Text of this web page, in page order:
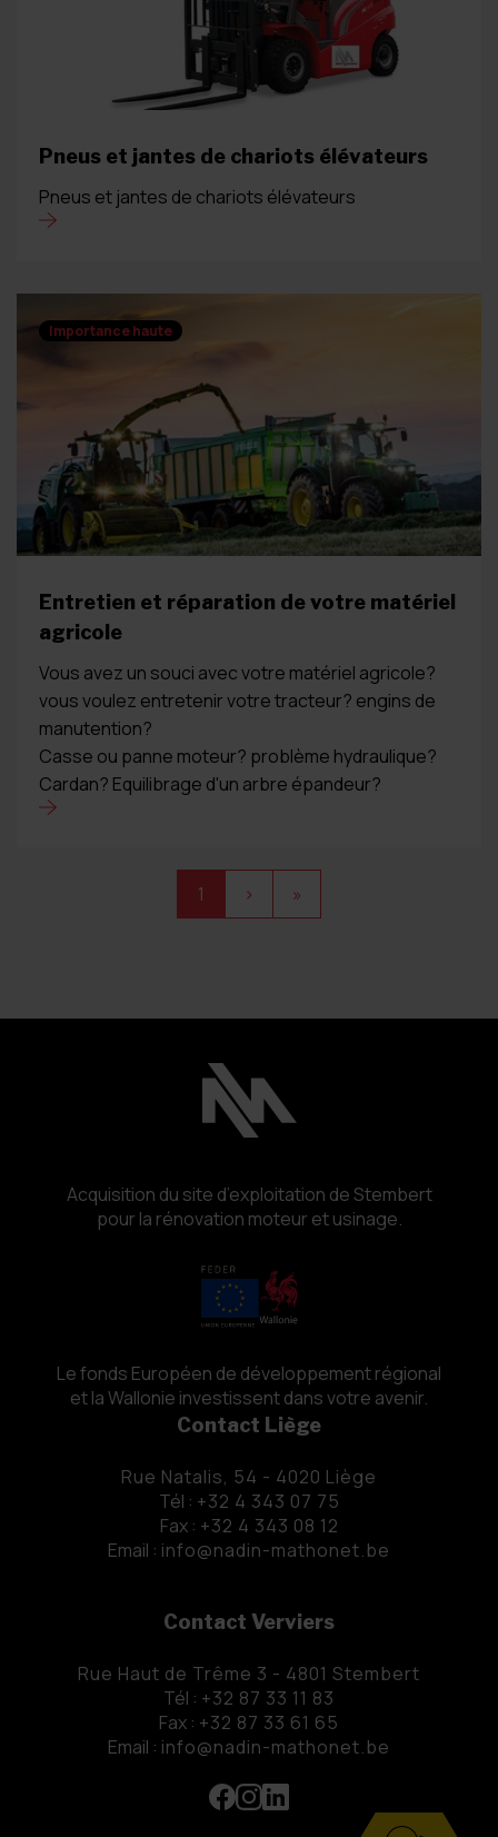
Pneus et jantes de chariots élévateurs
Pneus et jantes de chariots élévateurs
Importance haute
Entretien et réparation de votre matériel
agricole
Vous avez un souci avec votre matériel agricole?
vous voulez entretenir votre tracteur? engins de
manutention?
Casse ou panne moteur? problème hydraulique?
Cardan? Equilibrage d'un arbre épandeur?
1 › »
Acquisition du site d’exploitation de Stembert
pour la rénovation moteur et usinage.
Le fonds Européen de développement régional
et la Wallonie investissent dans votre avenir.
Contact Liège
Rue Natalis, 54 - 4020 Liège
Tél : +32 4 343 07 75
Fax : +32 4 343 08 12
Email : info@nadin-mathonet.be
Contact Verviers
Rue Haut de Trême 3 - 4801 Stembert
Tél : +32 87 33 11 83
Fax : +32 87 33 61 65
Email : info@nadin-mathonet.be